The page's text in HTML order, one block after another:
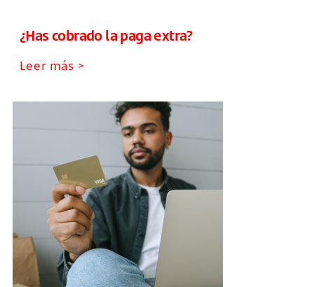
¿Has cobrado la paga extra?
Leer más >